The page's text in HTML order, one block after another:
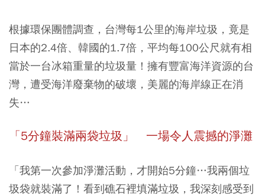
根據環保團體調查，台灣每1公里的海岸垃圾，竟是
日本的2.4倍、韓國的1.7倍，平均每100公尺就有相
當於一台冰箱重量的垃圾量！擁有豐富海洋資源的台
灣，遭受海洋廢棄物的破壞，美麗的海岸線正在消
失…
「5分鐘裝滿兩袋垃圾」 一場令人震撼的淨灘
「我第一次參加淨灘活動，才開始5分鐘…我兩個垃
圾袋就裝滿了！看到礁石裡填滿垃圾，我深刻感受到